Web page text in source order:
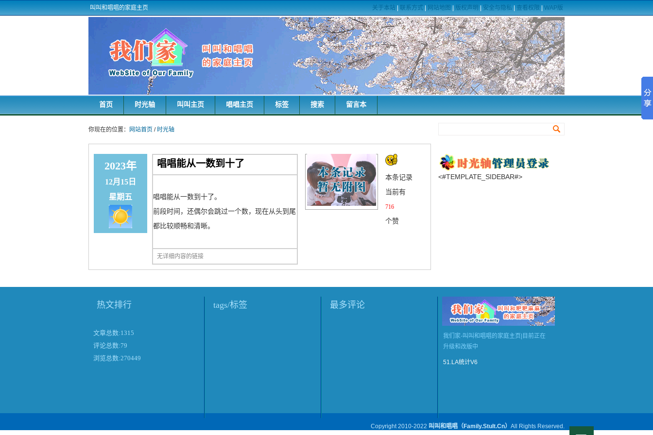
关于本站 联系方式 网站地图 版权声明 安全与隐私 查看权限 WAP版
叫叫和唱唱的家庭主页
首页 时光轴 叫叫主页 唱唱主页 标签 搜索 留言本
你现在的位置： 网站首页 / 时光轴
2023年
12月15日
星期五
唱唱能从一数到十了
唱唱能从一数到十了。
前段时间，还偶尔会跳过一个数，现在从头到尾
都比较顺畅和清晰。
无详细内容的链接
本条记录
当前有
716
个赞
<#TEMPLATE_SIDEBAR#>
热文排行
文章总数:1315
评论总数:79
浏览总数:270449
tags/标签 最多评论
我们家-叫叫和唱唱的家庭主页|目前正在
升级和改版中
51.LA统计V6
Copyright 2010-2022 叫叫和唱唱（Family.StuIt.Cn） All Rights Reserved.